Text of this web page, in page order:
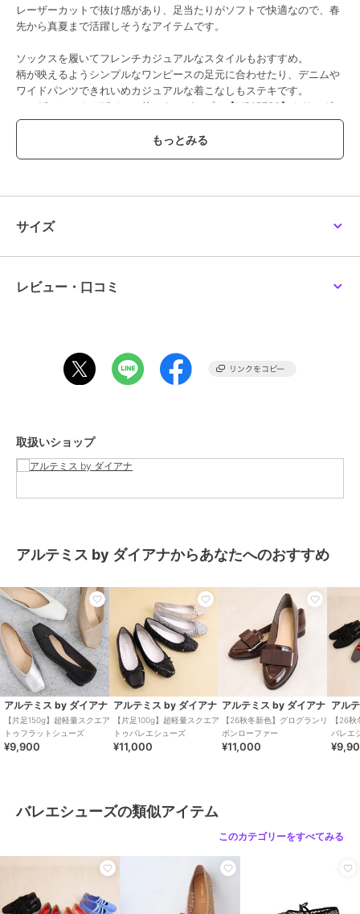
レーザーカットで抜け感があり、足当たりがソフトで快適なので、春
先から真夏まで活躍しそうなアイテムです。
ソックスを履いてフレンチカジュアルなスタイルもおすすめ。
柄が映えるようシンプルなワンピースの足元に合わせたり、デニムや
ワイドパンツできれいめカジュアルな着こなしもステキです。
レーザーカットデザインは他にも、パンプス【MP15730】やサンダル
【MP57732】、バッグ【AI3251】を展開しています。ぜひ、トータ
ルコーディネートを楽しんで。
ています。
本底には、通常より発泡率をあげた「軽量ソール」を使用し、従来の
※レーザーカット加工素材は繊細なため、強く引っ張ったり、引っか
ます。あらかじめご了承下さい。
録ください！
ブランド アルテミス by ダイアナ
商品カテゴリ バレエシューズ
性別タイプ
レディース
シューズ ／バレエシューズ
カラー
グリーン(GRY)、ブラック(BK1)、
ベージュ(DJ1)、ホワイト(IVY)
サイズ 7サイズ展開
素材
合成皮革
商品のお取り扱い方法
ポインテッドトゥ
その他柄
レース/2.5cm未満
ポインテッドトゥ
原産国
サイズ
レビュー・口コミ
取扱いショップ
アルテミス by ダイアナからあなたへのおすすめ
アルテミス by ダイアナ
【片足150g】超軽量スクエア
トゥフラットシューズ
¥9,900
アルテミス by ダイアナ
【片足100g】超軽量スクエア
トゥバレエシューズ
¥11,000
アルテミス by ダイアナ
【26秋冬新色】グログランリ
ボンローファー
¥11,000
アル
【26
バレエ
バレエシューズの類似アイテム
このカテゴリーをすべてみる